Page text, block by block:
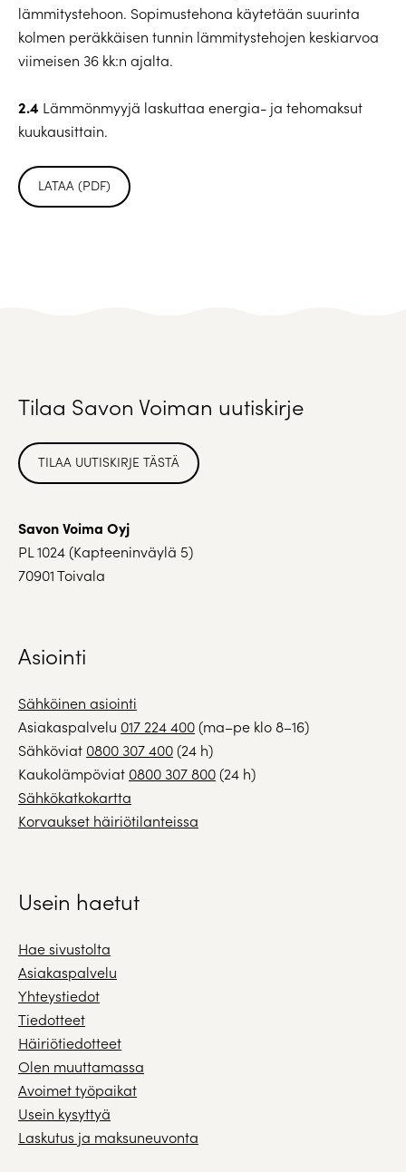
lämmitystehoon. Sopimustehona käytetään suurinta
kolmen peräkkäisen tunnin lämmitystehojen keskiarvoa
viimeisen 36 kk:n ajalta.
2.4 Lämmönmyyjä laskuttaa energia- ja tehomaksut
kuukausittain.
LATAA (PDF)
Tilaa Savon Voiman uutiskirje
TILAA UUTISKIRJE TÄSTÄ
Savon Voima Oyj
PL 1024 (Kapteeninväylä 5)
70901 Toivala
Asiointi
Sähköinen asiointi
Asiakaspalvelu 017 224 400(ma–pe klo 8–16)
Sähköviat 0800 307 400(24 h)
Kaukolämpöviat 0800 307 800(24 h)
Sähkökatkokartta
Korvaukset häiriötilanteissa
Usein haetut
Hae sivustolta
Asiakaspalvelu
Yhteystiedot
Tiedotteet
Häiriötiedotteet
Olen muuttamassa
Avoimet työpaikat
Usein kysyttyä
Laskutus ja maksuneuvonta